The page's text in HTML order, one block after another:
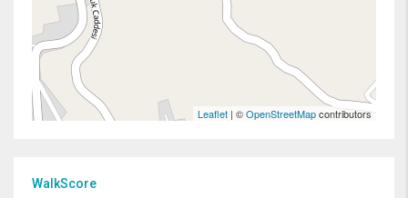
Leaflet | ©OpenStreetMapcontributors
WalkScore